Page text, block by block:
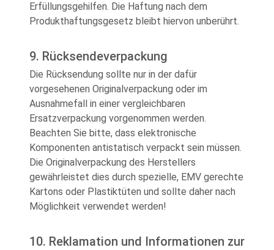
Erfüllungsgehilfen. Die Haftung nach dem
Produkthaftungsgesetz bleibt hiervon unberührt.
9. Rücksendeverpackung
Die Rücksendung sollte nur in der dafür
vorgesehenen Originalverpackung oder im
Ausnahmefall in einer vergleichbaren
Ersatzverpackung vorgenommen werden.
Beachten Sie bitte, dass elektronische
Komponenten antistatisch verpackt sein müssen.
Die Originalverpackung des Herstellers
gewährleistet dies durch spezielle, EMV gerechte
Kartons oder Plastiktüten und sollte daher nach
Möglichkeit verwendet werden!
10. Reklamation und Informationen zur